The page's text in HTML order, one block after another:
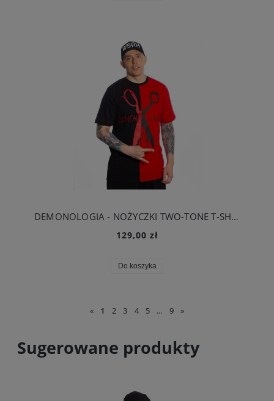
DEMONOLOGIA - NOŻYCZKI TWO-TONE T-SHIRT CZARNY/CZERWONY
129,00 zł
Do koszyka
« 1 2 3 4 5 ... 9 »
Sugerowane produkty